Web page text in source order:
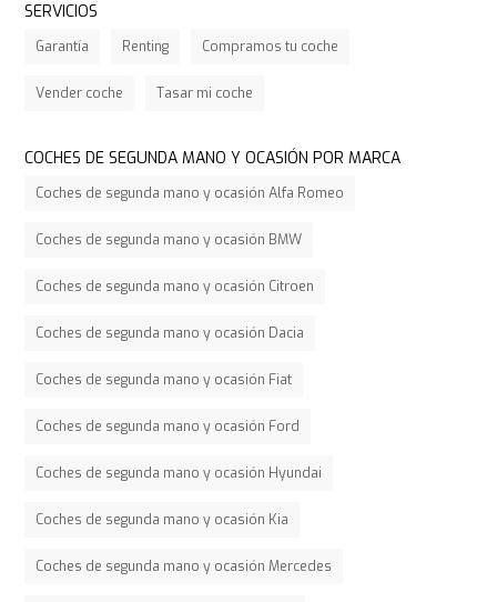
SERVICIOS
Garantía Renting Compramos tu coche
Vender coche Tasar mi coche
COCHES DE SEGUNDA MANO Y OCASIÓN POR MARCA
Coches de segunda mano y ocasión Alfa Romeo
Coches de segunda mano y ocasión BMW
Coches de segunda mano y ocasión Citroen
Coches de segunda mano y ocasión Dacia
Coches de segunda mano y ocasión Fiat
Coches de segunda mano y ocasión Ford
Coches de segunda mano y ocasión Hyundai
Coches de segunda mano y ocasión Kia
Coches de segunda mano y ocasión Mercedes